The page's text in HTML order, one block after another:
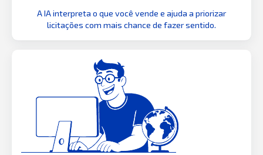
A IA interpreta o que você vende e ajuda a priorizar
licitações com mais chance de fazer sentido.